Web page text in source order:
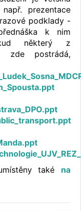
prezentace
podklady -
k nim
některý z
zde postrádá,
také na